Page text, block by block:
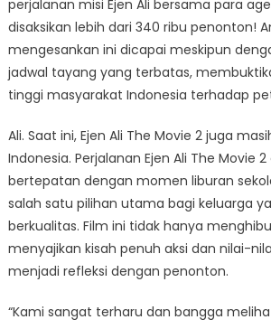
perjalanan misi Ejen Ali bersama para
disaksikan lebih dari 340 ribu penonton!
mengesankan ini dicapai meskipun
jadwal tayang yang terbatas,
tinggi masyarakat Indonesia terhadap
Ali. Saat ini, Ejen Ali The Movie 2 juga
Indonesia. Perjalanan Ejen Ali The Movie
bertepatan dengan momen liburan
salah satu pilihan utama bagi keluarga
berkualitas. Film ini tidak hanya
menyajikan kisah penuh aksi dan nilai-
menjadi refleksi dengan penonton.
“Kami sangat terharu dan bangga